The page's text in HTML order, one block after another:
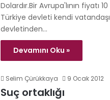
Dolardır.Bir Avrupa'lının fiyatı
Türkiye devleti kendi
devletinden…
Devamını Oku »
Selim Çürükkaya 9 Ocak 2012
Suç ortaklığı